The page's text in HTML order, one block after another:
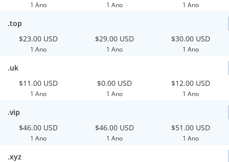
1 Ano 1 Ano 1 Ano
.top
$23.00 USD
1 Ano
$29.00 USD
1 Ano
$30.00 USD
1 Ano
.uk
$11.00 USD
1 Ano
$0.00 USD
1 Ano
$12.00 USD
1 Ano
.vip
$46.00 USD
1 Ano
$46.00 USD
1 Ano
$51.00 USD
1 Ano
.xyz